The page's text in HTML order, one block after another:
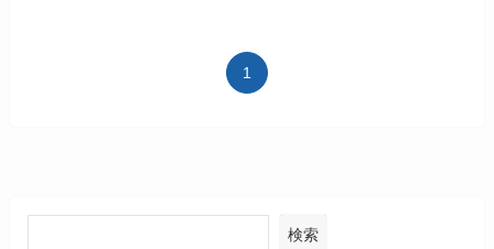
1
検索